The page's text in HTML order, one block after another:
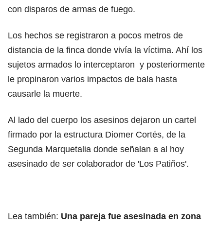
con disparos de armas de fuego.
Los hechos se registraron a pocos metros de
distancia de la finca donde vivía la víctima. Ahí los
sujetos armados lo interceptaron y posteriormente
le propinaron varios impactos de bala hasta
causarle la muerte.
Al lado del cuerpo los asesinos dejaron un cartel
firmado por la estructura Diomer Cortés, de la
Segunda Marquetalia donde señalan a al hoy
asesinado de ser colaborador de 'Los Patiños'.
Lea también: Una pareja fue asesinada en zona